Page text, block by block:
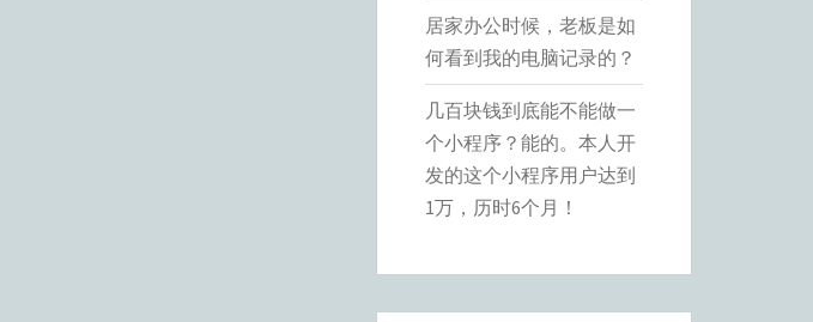
居家办公时候，老板是如
何看到我的电脑记录的？
几百块钱到底能不能做一
个小程序？能的。本人开
发的这个小程序用户达到
1万，历时6个月！